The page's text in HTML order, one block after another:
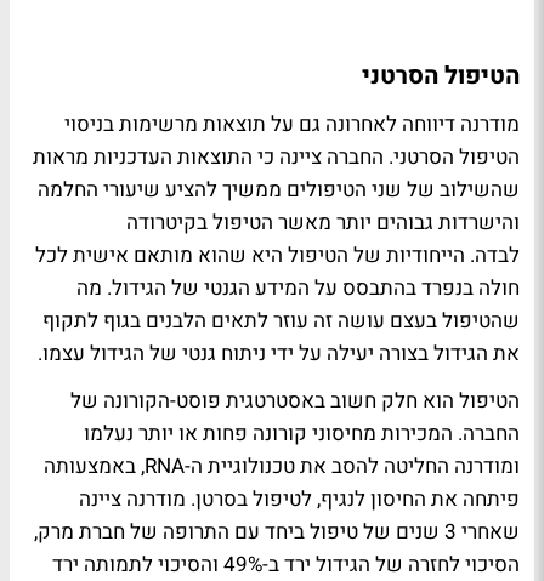
הטיפול הסרטני
מודרנה דיווחה לאחרונה גם על תוצאות מרשימות בניסוי
הטיפול הסרטני. החברה ציינה כי התוצאות העדכניות מראות
שהשילוב של שני הטיפולים ממשיך להציע שיעורי החלמה
והישרדות גבוהים יותר מאשר הטיפול בקיטרודה
לבדה. הייחודיות של הטיפול היא שהוא מותאם אישית לכל
חולה בנפרד בהתבסס על המידע הגנטי של הגידול. מה
שהטיפול בעצם עושה זה עוזר לתאים הלבנים בגוף לתקוף
את הגידול בצורה יעילה על ידי ניתוח גנטי של הגידול עצמו.
הטיפול הוא חלק חשוב באסטרטגית פוסט-הקורונה של
החברה. המכירות מחיסוני קורונה פחות או יותר נעלמו
ומודרנה החליטה להסב את טכנולוגיית ה-RNA, באמצעותה
פיתחה את החיסון לנגיף, לטיפול בסרטן. מודרנה ציינה
שאחרי 3 שנים של טיפול ביחד עם התרופה של חברת מרק,
הסיכוי לחזרה של הגידול ירד ב-49% והסיכוי לתמותה ירד